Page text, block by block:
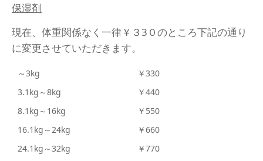
保湿剤
現在、体重関係なく一律￥３3０のところ下記の通り
に変更させていただきます。
～3kg
￥330
3.1kg～8kg
￥440
8.1kg～16kg
￥550
16.1kg～24kg
￥660
24.1kg～32kg
￥770